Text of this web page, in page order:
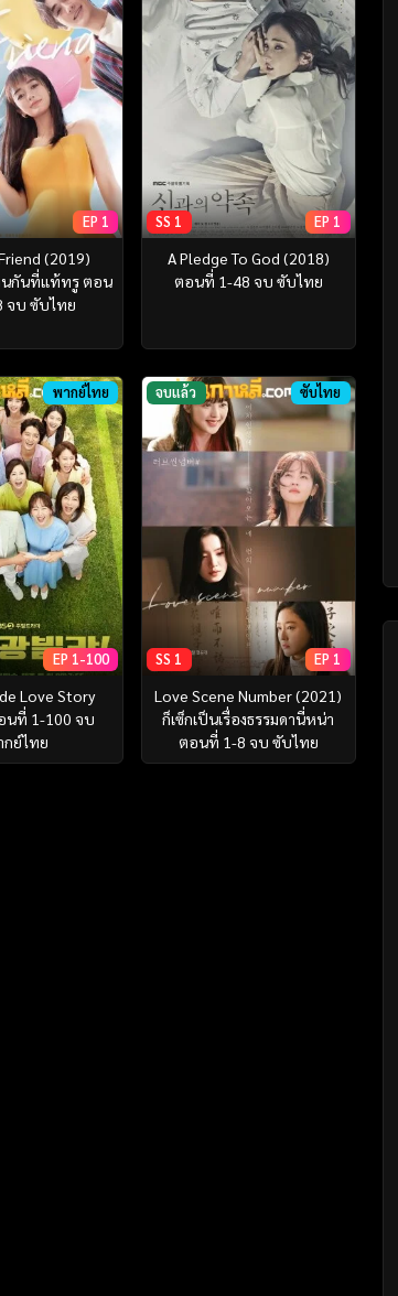
EP 1
(2019)
นกันที่แท้ทรู ตอน
จบ ซับไทย
SS 1 EP 1
A Pledge To God (2018)
ตอนที่ 1-48 จบ ซับไทย
พากย์ไทย
EP 1-100
Love Story
นที่ 1-100 จบ
ย์ไทย
จบแล้ว ซับไทย
SS 1 EP 1
Love Scene Number (2021)
ก็เซ็กเป็นเรื่องธรรมดานี่หน่า
ตอนที่ 1-8 จบ ซับไทย